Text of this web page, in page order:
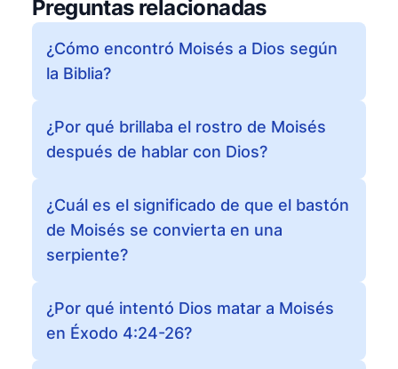
Preguntas relacionadas
¿Cómo encontró Moisés a Dios según
la Biblia?
¿Por qué brillaba el rostro de Moisés
después de hablar con Dios?
¿Cuál es el significado de que el bastón
de Moisés se convierta en una
serpiente?
¿Por qué intentó Dios matar a Moisés
en Éxodo 4:24-26?